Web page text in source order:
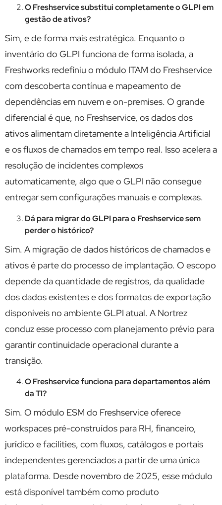
O Freshservice substitui completamente o GLPI em
gestão de ativos?
Sim, e de forma mais estratégica. Enquanto o
inventário do GLPI funciona de forma isolada, a
Freshworks redefiniu o módulo ITAM do Freshservice
com descoberta contínua e mapeamento de
dependências em nuvem e on-premises. O grande
diferencial é que, no Freshservice, os dados dos
ativos alimentam diretamente a Inteligência Artificial
e os fluxos de chamados em tempo real. Isso acelera a
resolução de incidentes complexos
automaticamente, algo que o GLPI não consegue
entregar sem configurações manuais e complexas.
Dá para migrar do GLPI para o Freshservice sem
perder o histórico?
Sim. A migração de dados históricos de chamados e
ativos é parte do processo de implantação. O escopo
depende da quantidade de registros, da qualidade
dos dados existentes e dos formatos de exportação
disponíveis no ambiente GLPI atual. A Nortrez
conduz esse processo com planejamento prévio para
garantir continuidade operacional durante a
transição.
O Freshservice funciona para departamentos além
da TI?
Sim. O módulo ESM do Freshservice oferece
workspaces pré-construídos para RH, financeiro,
jurídico e facilities, com fluxos, catálogos e portais
independentes gerenciados a partir de uma única
plataforma. Desde novembro de 2025, esse módulo
está disponível também como produto